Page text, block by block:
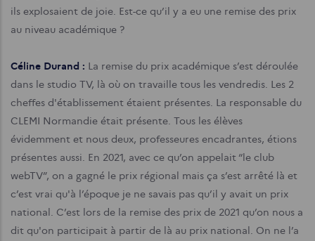
ils explosaient de joie. Est-ce qu’il y a eu une remise des prix
au niveau académique ?
Céline Durand : La remise du prix académique s’est déroulée
dans le studio TV, là où on travaille tous les vendredis. Les 2
cheffes d'établissement étaient présentes. La responsable du
CLEMI Normandie était présente. Tous les élèves
évidemment et nous deux, professeures encadrantes, étions
présentes aussi. En 2021, avec ce qu’on appelait “le club
webTV”, on a gagné le prix régional mais ça s’est arrêté là et
c’est vrai qu'à l’époque je ne savais pas qu’il y avait un prix
national. C’est lors de la remise des prix de 2021 qu’on nous a
dit qu'on participait à partir de là au prix national. On ne l’a